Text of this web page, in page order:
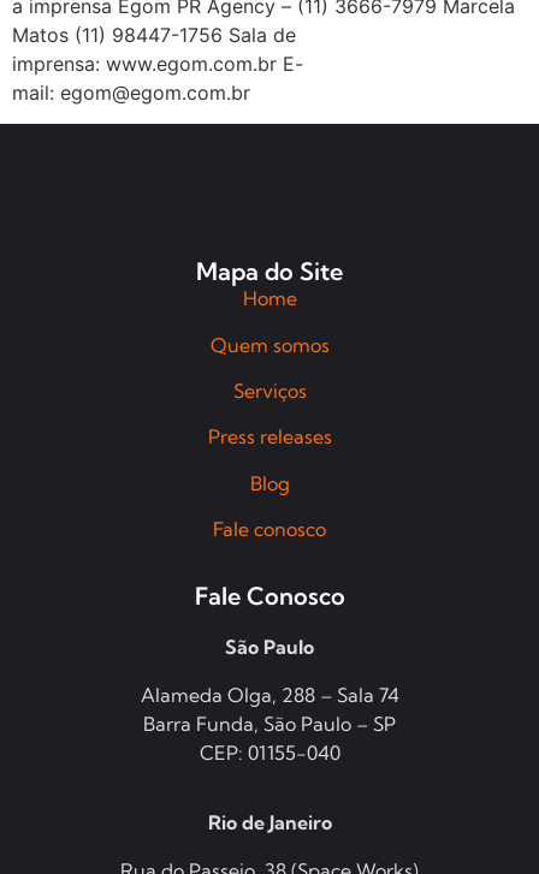
a imprensa Egom PR Agency – (11) 3666-7979 Marcela
Matos (11) 98447-1756 Sala de
imprensa: www.egom.com.br E-
mail: egom@egom.com.br
Mapa do Site
Home
Quem somos
Serviços
Press releases
Blog
Fale conosco
Fale Conosco
São Paulo
Alameda Olga, 288 – Sala 74
Barra Funda, São Paulo – SP
CEP: 01155-040
Rio de Janeiro